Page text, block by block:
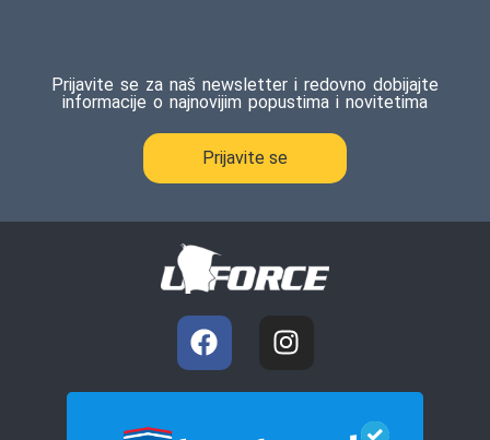
Prijavite se za naš newsletter i redovno dobijajte
informacije o najnovijim popustima i novitetima
Prijavite se